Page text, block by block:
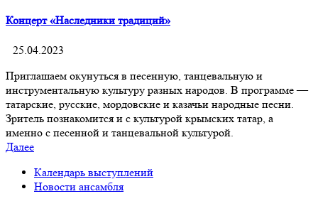
Концерт «Наследники традиций»
25.04.2023
Приглашаем окунуться в песенную, танцевальную и
инструментальную культуру разных народов. В программе —
татарские, русские, мордовские и казачьи народные песни.
Зритель познакомится и с культурой крымских татар, а
именно с песенной и танцевальной культурой.
Далее
Календарь выступлений
Новости ансамбля